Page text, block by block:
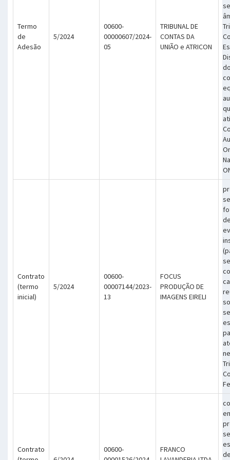
Termo
de
Adesão
5/2024
00600-
00000607/2024-
05
TRIBUNAL DE
CONTAS DA
UNIÃO e ATRICON
Contrato
(termo
inicial)
5/2024
00600-
00007144/2023-
13
FOCUS
PRODUÇÃO DE
IMAGENS EIRELI
Contrato
00600-
FRANCO